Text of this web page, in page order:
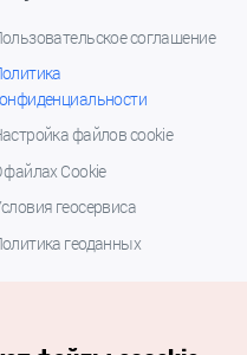
соглашение
файлов cookie
файлах Cookie
геосервиса
геоданных